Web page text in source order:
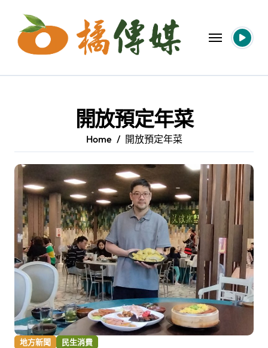
content
開放預定年菜
Home 開放預定年菜
地方新聞 民生消費